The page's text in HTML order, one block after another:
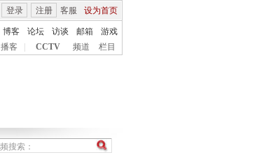
客服 设为首页
登录 注册
博客 论坛 访谈 邮箱
游戏
播客 CCTV 频道 栏目